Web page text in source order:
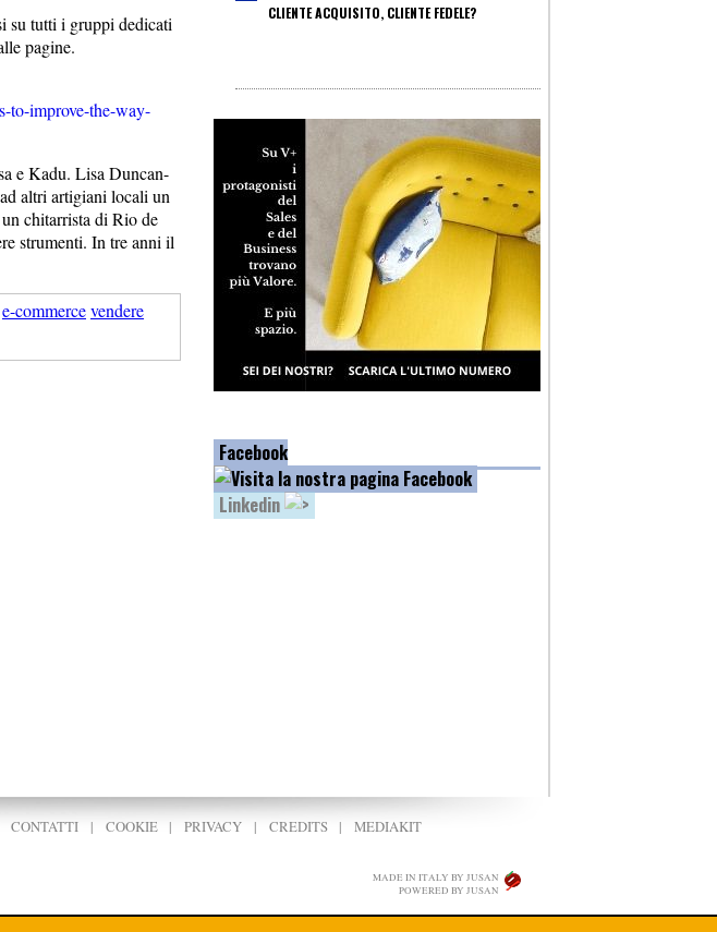
su tutti i gruppi dedicati
pagine.
to-improve-the-way-
e Kadu. Lisa Duncan-
altri artigiani locali un
chitarrista di Rio de
strumenti. In tre anni il
e-commercevendere
CLIENTE ACQUISITO, CLIENTE FEDELE?
Facebook
Linkedin
CONTATTI | COOKIE|PRIVACY | CREDITS| MEDIAKIT
MADE IN ITALY BY JUSAN
POWERED BY JUSAN